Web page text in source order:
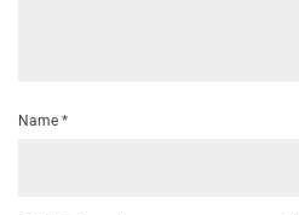
Name *